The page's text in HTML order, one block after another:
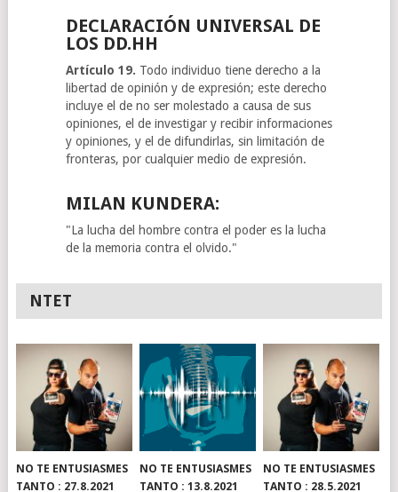
DECLARACIÓN UNIVERSAL DE
LOS DD.HH
Artículo 19. Todo individuo tiene derecho a la
libertad de opinión y de expresión; este derecho
incluye el de no ser molestado a causa de sus
opiniones, el de investigar y recibir informaciones
y opiniones, y el de difundirlas, sin limitación de
fronteras, por cualquier medio de expresión.
MILAN KUNDERA:
"La lucha del hombre contra el poder es la lucha
de la memoria contra el olvido."
NTET
NO TE ENTUSIASMES
TANTO : 27.8.2021
NO TE ENTUSIASMES
TANTO : 13.8.2021
NO TE ENTUSIASMES
TANTO : 28.5.2021